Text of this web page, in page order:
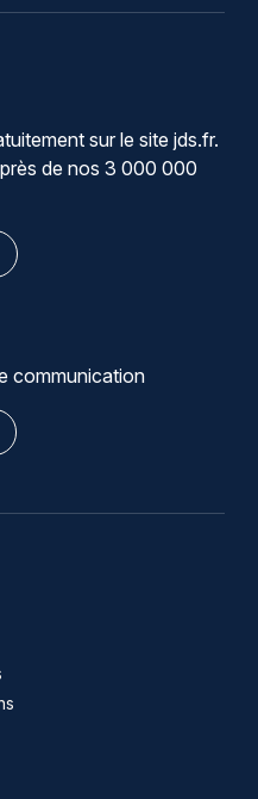
sur le site jds.fr.
de nos 3 000 000
communication